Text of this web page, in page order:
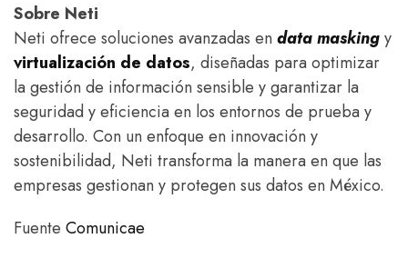
Sobre Neti
Neti ofrece soluciones avanzadas en data maskingy
virtualización de datos, diseñadas para optimizar
la gestión de información sensible y garantizar la
seguridad y eficiencia en los entornos de prueba y
desarrollo. Con un enfoque en innovación y
sostenibilidad, Neti transforma la manera en que las
empresas gestionan y protegen sus datos en México.
Fuente Comunicae